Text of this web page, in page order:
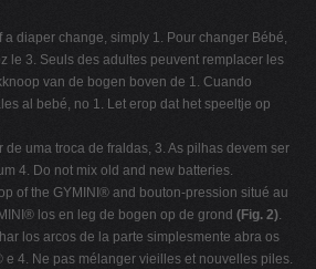
a diaper change, simply 1. Pour changer Bébé,
le 3. Seuls des adultes peuvent remplacer les
van de bogen boven de 1. Cuando
al bebé, no 1. Let erop dat het speeltje op
de uma troca de fraldas, 3. As pilhas devem ser
4. Do not mix old and new batteries.
of the GYMINI® and bouton-pression situé au
los en leg de bogen op de grond (Fig. 2).
los arcos de la parte simplesmente abra os
e 4. Ne pas mélanger vieilles et nouvelles piles.